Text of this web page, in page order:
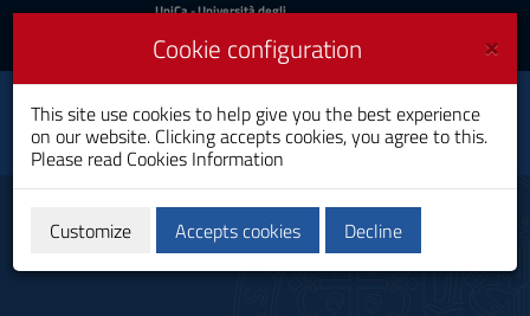
Skip
Content
to
UniCa
Login
UniCa- Università degli
Login UniCA News
Toggle
navigation
Energy Engineering
Master's Degree
Useful Sites
×
Cookie configuration
This site use cookies to help give you the best experience
on our website. Clicking accepts cookies, you agree to this.
Please read Cookies Information
Customize Accepts cookies Decline